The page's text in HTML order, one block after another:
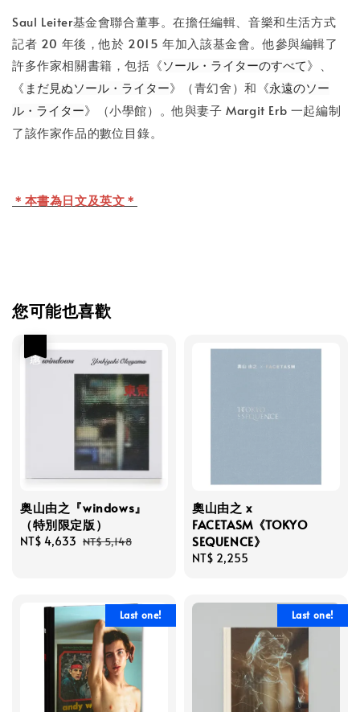
Saul Leiter基金會聯合董事。在擔任編輯、音樂和生活方式
記者 20 年後，他於 2015 年加入該基金會。他參與編輯了
許多作家相關書籍，包括《ソール・ライターのすべて》、
《 まだ見ぬソール・ライター》（青幻舍）和《永遠のソー
ル・ライター》（小學館）。他與妻子 Margit Erb 一起編制
了該作家作品的數位目錄。
＊本書為日文及英文＊
您可能也喜歡
奥山由之『windows』
（特別限定版）
Sale
NT$ 4,633 Regular
NT$ 5,148
奧山由之 x
FACETASM《TOKYO
SEQUENCE》
Regular
NT$ 2,255
Last one! Last one!